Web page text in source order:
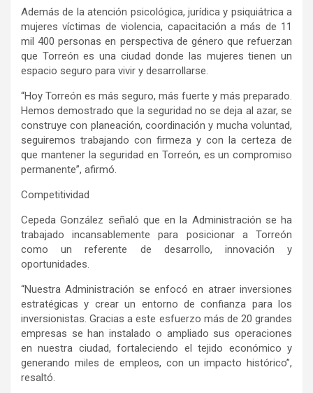
Además de la atención psicológica, jurídica y psiquiátrica a
mujeres víctimas de violencia, capacitación a más de 11
mil 400 personas en perspectiva de género que refuerzan
que Torreón es una ciudad donde las mujeres tienen un
espacio seguro para vivir y desarrollarse.
“Hoy Torreón es más seguro, más fuerte y más preparado.
Hemos demostrado que la seguridad no se deja al azar, se
construye con planeación, coordinación y mucha voluntad,
seguiremos trabajando con firmeza y con la certeza de
que mantener la seguridad en Torreón, es un compromiso
permanente”, afirmó.
Competitividad
Cepeda González señaló que en la Administración se ha
trabajado incansablemente para posicionar a Torreón
como un referente de desarrollo, innovación y
oportunidades.
“Nuestra Administración se enfocó en atraer inversiones
estratégicas y crear un entorno de confianza para los
inversionistas. Gracias a este esfuerzo más de 20 grandes
empresas se han instalado o ampliado sus operaciones
en nuestra ciudad, fortaleciendo el tejido económico y
generando miles de empleos, con un impacto histórico”,
resaltó.